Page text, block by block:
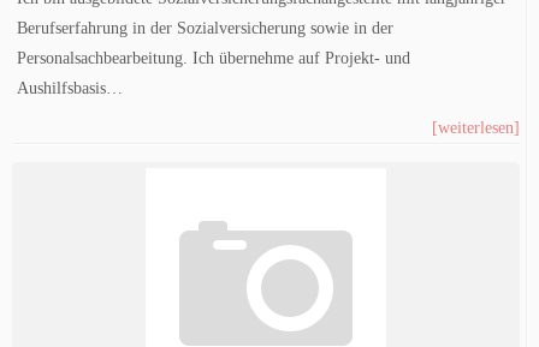
Berufserfahrung in der Sozialversicherung sowie in der
Personalsachbearbeitung. Ich übernehme auf Projekt- und
Aushilfsbasis…
[weiterlesen]